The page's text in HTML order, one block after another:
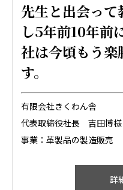
先生と出会って
し5年前10年前
社は今頃もう楽
す。
有限会社きくわん舎
代表取締役社長 吉田博様
事業：革製品の製造販売
詳